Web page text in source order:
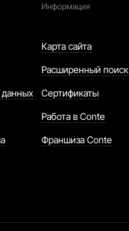
Информация
Карта сайта
Расширенный поиск
Сертификаты
Работа в Conte
Франшиза Conte